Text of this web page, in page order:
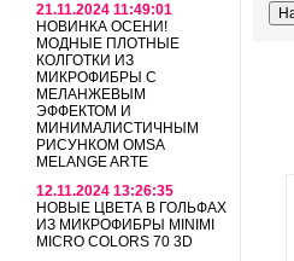
21.11.2024 11:49:01
НОВИНКА ОСЕНИ!
МОДНЫЕ ПЛОТНЫЕ
КОЛГОТКИ ИЗ
МИКРОФИБРЫ С
МЕЛАНЖЕВЫМ
ЭФФЕКТОМ И
МИНИМАЛИСТИЧНЫМ
РИСУНКОМ OMSA
MELANGE ARTE
12.11.2024 13:26:35
НОВЫЕ ЦВЕТА В ГОЛЬФАХ
ИЗ МИКРОФИБРЫ MINIMI
MICRO COLORS 70 3D